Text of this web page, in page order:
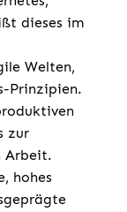
dieses im
Welten,
Prinzipien.
zur
Arbeit.
hohes